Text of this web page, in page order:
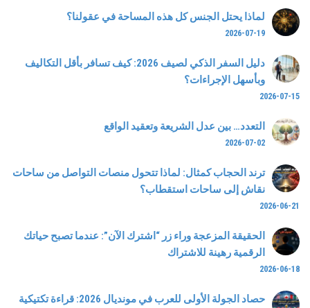
لماذا يحتل الجنس كل هذه المساحة في عقولنا؟
2026-07-19
دليل السفر الذكي لصيف 2026: كيف تسافر بأقل التكاليف
وبأسهل الإجراءات؟
2026-07-15
التعدد… بين عدل الشريعة وتعقيد الواقع
2026-07-02
ترند الحجاب كمثال: لماذا تتحول منصات التواصل من ساحات
نقاش إلى ساحات استقطاب؟
2026-06-21
الحقيقة المزعجة وراء زر “اشترك الآن”: عندما تصبح حياتك
الرقمية رهينة للاشتراك
2026-06-18
حصاد الجولة الأولى للعرب في مونديال 2026: قراءة تكتيكية